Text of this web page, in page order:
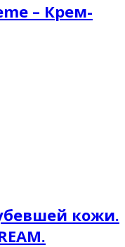
– Крем-
кожи.